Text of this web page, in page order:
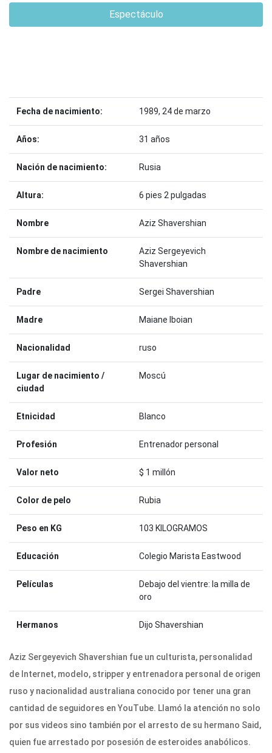
Espectáculo
Fecha de nacimiento: 1989, 24 de marzo
Años: 31 años
Nación de nacimiento: Rusia
Altura: 6 pies 2 pulgadas
Nombre Aziz Shavershian
Nombre de nacimiento
Aziz Sergeyevich
Shavershian
Padre Sergei Shavershian
Madre Maiane Iboian
Nacionalidad ruso
Lugar de nacimiento /
ciudad
Moscú
Etnicidad Blanco
Profesión Entrenador personal
Valor neto $ 1 millón
Color de pelo Rubia
Peso en KG 103 KILOGRAMOS
Educación Colegio Marista Eastwood
Películas
Debajo del vientre: la milla de
oro
Hermanos Dijo Shavershian
Aziz Sergeyevich Shavershian fue un culturista, personalidad
de Internet, modelo, stripper y entrenadora personal de origen
ruso y nacionalidad australiana conocido por tener una gran
cantidad de seguidores en YouTube. Llamó la atención no solo
por sus videos sino también por el arresto de su hermano Said,
quien fue arrestado por posesión de esteroides anabólicos.